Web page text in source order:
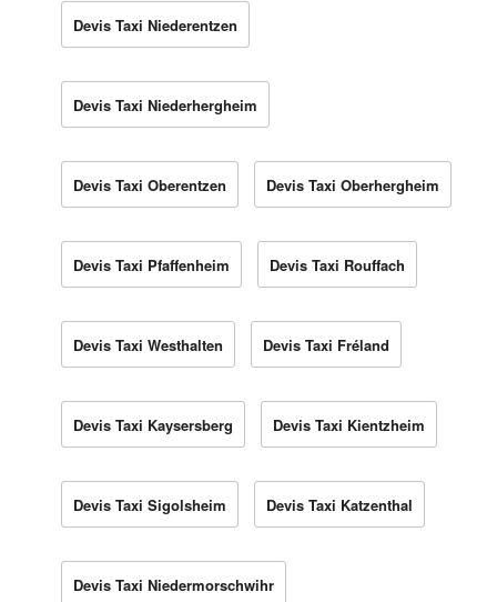
Devis Taxi Niederentzen
Devis Taxi Niederhergheim
Devis Taxi Oberentzen Devis Taxi Oberhergheim
Devis Taxi Pfaffenheim Devis Taxi Rouffach
Devis Taxi Westhalten Devis Taxi Fréland
Devis Taxi Kaysersberg Devis Taxi Kientzheim
Devis Taxi Sigolsheim Devis Taxi Katzenthal
Devis Taxi Niedermorschwihr